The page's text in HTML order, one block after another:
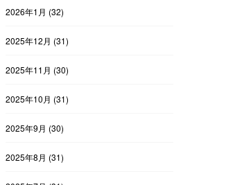
2026年1月 (32)
2025年12月 (31)
2025年11月 (30)
2025年10月 (31)
2025年9月 (30)
2025年8月 (31)